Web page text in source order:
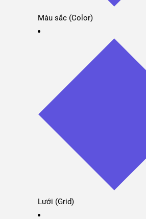
Màu sắc (Color)
Lưới (Grid)